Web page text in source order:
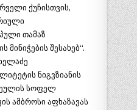
ქუჩისთვის,
თამაზ
შესახებ“.
ნიგვზიანის
სოფელ
ამბროსი აფხაზავას